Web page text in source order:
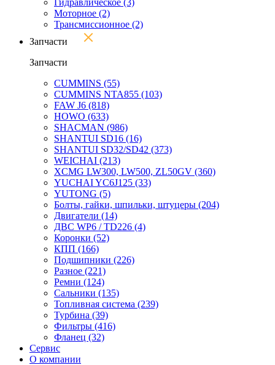
Гидравлическое (3)
Моторное (2)
Трансмиссионное (2)
Запчасти
Запчасти
CUMMINS (55)
CUMMINS NTA855 (103)
FAW J6 (818)
HOWO (633)
SHACMAN (986)
SHANTUI SD16 (16)
SHANTUI SD32/SD42 (373)
WEICHAI (213)
XCMG LW300, LW500, ZL50GV (360)
YUCHAI YC6J125 (33)
YUTONG (5)
Болты, гайки, шпильки, штуцеры (204)
Двигатели (14)
ДВС WP6 / TD226 (4)
Коронки (52)
КПП (166)
Подшипники (226)
Разное (221)
Ремни (124)
Сальники (135)
Топливная система (239)
Турбина (39)
Фильтры (416)
Фланец (32)
Сервис
О компании